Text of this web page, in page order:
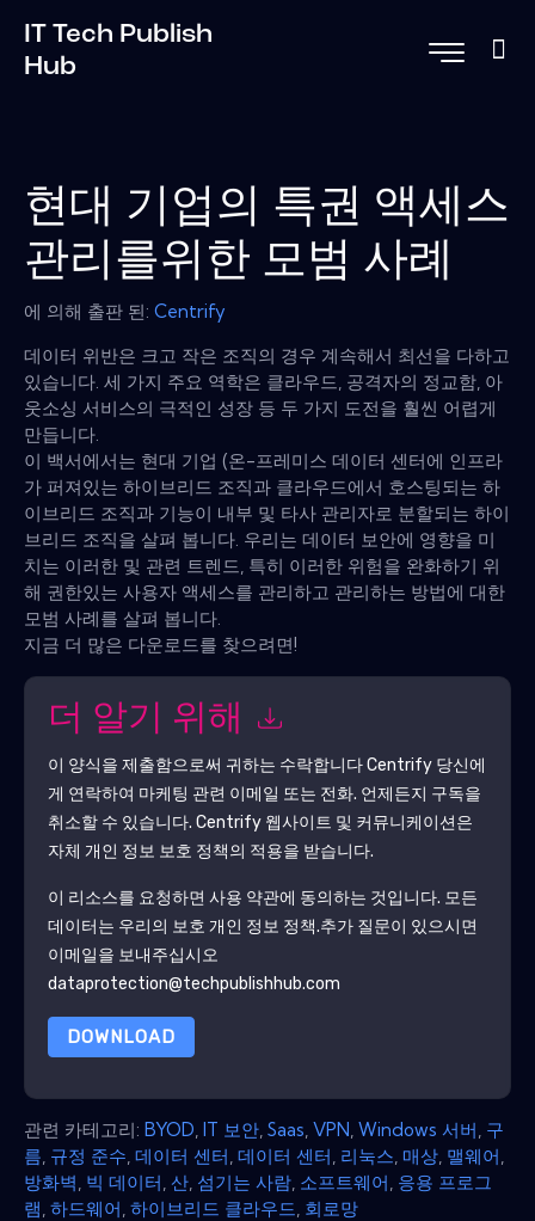
IT Tech Publish
Hub
현대 기업의 특권 액세스
관리를위한 모범 사례
에 의해 출판 된: Centrify
데이터 위반은 크고 작은 조직의 경우 계속해서 최선을 다하고
있습니다. 세 가지 주요 역학은 클라우드, 공격자의 정교함, 아
웃소싱 서비스의 극적인 성장 등 두 가지 도전을 훨씬 어렵게
만듭니다.
이 백서에서는 현대 기업 (온-프레미스 데이터 센터에 인프라
가 퍼져있는 하이브리드 조직과 클라우드에서 호스팅되는 하
이브리드 조직과 기능이 내부 및 타사 관리자로 분할되는 하이
브리드 조직을 살펴 봅니다. 우리는 데이터 보안에 영향을 미
치는 이러한 및 관련 트렌드, 특히 이러한 위험을 완화하기 위
해 권한있는 사용자 액세스를 관리하고 관리하는 방법에 대한
모범 사례를 살펴 봅니다.
지금 더 많은 다운로드를 찾으려면!
더 알기 위해
이 양식을 제출함으로써 귀하는 수락합니다Centrify당신에
게 연락하여 마케팅 관련 이메일 또는 전화. 언제든지 구독을
취소할 수 있습니다. Centrify웹사이트 및 커뮤니케이션은
자체 개인 정보 보호 정책의 적용을 받습니다.
이 리소스를 요청하면 사용 약관에 동의하는 것입니다. 모든
데이터는 우리의 보호 개인 정보 정책.추가 질문이 있으시면
이메일을 보내주십시오
dataprotection@techpublishhub.com
DOWNLOAD
관련 카테고리: BYOD IT 보안 Saas VPN Windows 서버 구
름 규정 준수 데이터 센터 데이터 센터 리눅스 매상 맬웨어
방화벽 빅 데이터 산 섬기는 사람 소프트웨어 응용 프로그
램 하드웨어 하이브리드 클라우드 회로망